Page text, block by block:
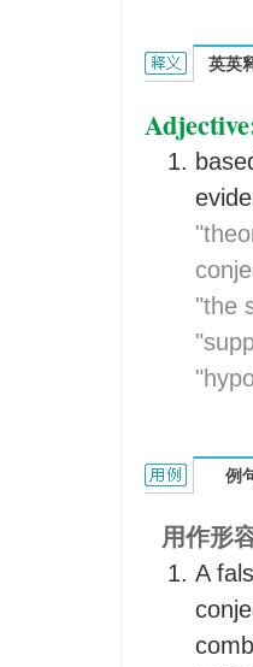
conjectural
英英
"the
conjectural例
用作形
A